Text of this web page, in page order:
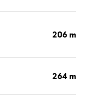
206 m
264 m